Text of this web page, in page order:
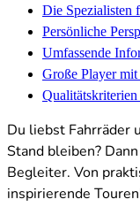
Die Spezialisten
Persönliche
Umfassende
Große Player
Du liebst Fahrräder
Stand bleiben?
Begleiter. Von
inspirierende